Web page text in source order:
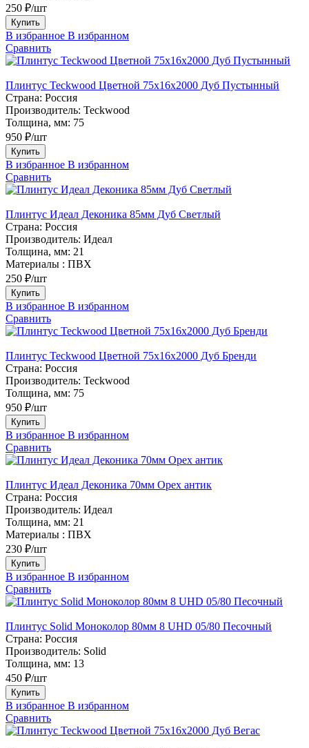
250 ₽/шт
Купить
В избранное В избранном
Сравнить
Плинтус Teckwood Цветной 75х16х2000 Дуб Пустынный
Страна: Россия
Производитель: Teckwood
Толщина, мм: 75
950 ₽/шт
Купить
В избранное В избранном
Сравнить
Плинтус Идеал Деконика 85мм Дуб Светлый
Страна: Россия
Производитель: Идеал
Толщина, мм: 21
Материалы : ПВХ
250 ₽/шт
Купить
В избранное В избранном
Сравнить
Плинтус Teckwood Цветной 75х16х2000 Дуб Бренди
Страна: Россия
Производитель: Teckwood
Толщина, мм: 75
950 ₽/шт
Купить
В избранное В избранном
Сравнить
Плинтус Идеал Деконика 70мм Орех антик
Страна: Россия
Производитель: Идеал
Толщина, мм: 21
Материалы : ПВХ
230 ₽/шт
Купить
В избранное В избранном
Сравнить
Плинтус Solid Моноколор 80мм 8 UHD 05/80 Песочный
Страна: Россия
Производитель: Solid
Толщина, мм: 13
450 ₽/шт
Купить
В избранное В избранном
Сравнить